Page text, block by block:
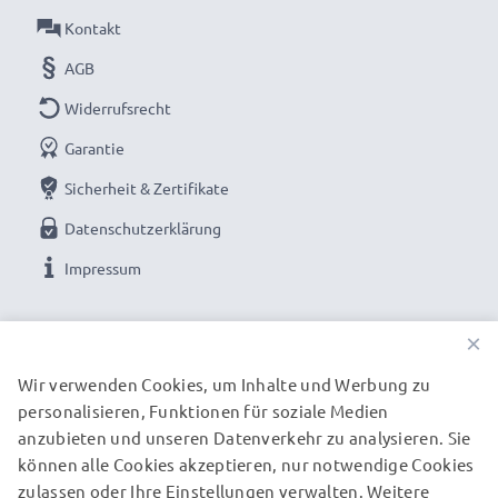
Form:Rund / Zylindrisch / Tubus / Tube
Brillante Fotofarben und Details mit dieser Rund /
Zylindrisch / Tubus / Tube Bajonett
jetzt für schnelle Lieferung und 3 Jahre Garantie!
Kontakt
AGB
Widerrufsrecht
Garantie
Sicherheit & Zertifikate
Datenschutzerklärung
Impressum
UNSERE VERSANDPARTNER
×
Wir verwenden Cookies, um Inhalte und Werbung zu
personalisieren, Funktionen für soziale Medien
anzubieten und unseren Datenverkehr zu analysieren. Sie
können alle Cookies akzeptieren, nur notwendige Cookies
zulassen oder Ihre Einstellungen verwalten. Weitere